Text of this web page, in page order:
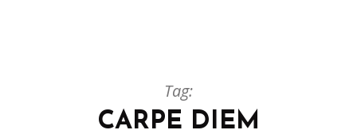
Tag:
CARPE DIEM